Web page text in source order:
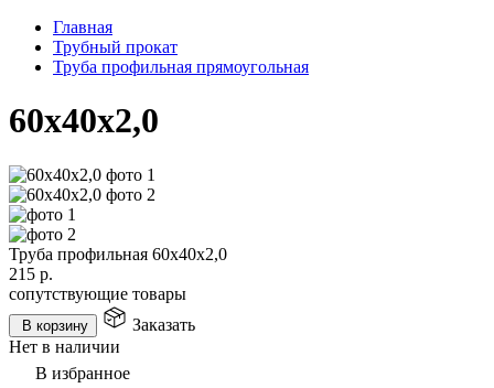
Главная
Трубный прокат
Труба профильная прямоугольная
60х40х2,0
Труба профильная 60х40х2,0
215 р.
сопутствующие товары
В корзину
Заказать
Нет в наличии
В избранное